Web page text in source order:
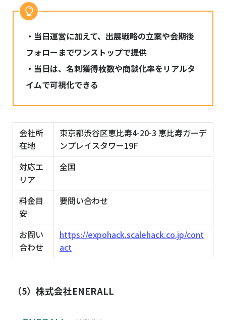
・当日運営に加えて、出展戦略の立案や会期後
フォローまでワンストップで提供
・当日は、名刺獲得枚数や商談化率をリアルタ
イムで可視化できる
会社所
在地
東京都渋谷区恵比寿4-20-3 恵比寿ガーデ
ンプレイスタワー19F
対応エ
リア
全国
料金目
安
要問い合わせ
お問い
合わせ
https://expohack.scalehack.co.jp/cont
act
（5）株式会社ENERALL